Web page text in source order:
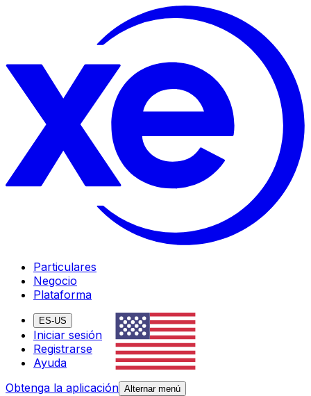
Particulares
Negocio
Plataforma
ES-US
Iniciar sesión
Registrarse
Ayuda
Obtenga la aplicación Alternar menú